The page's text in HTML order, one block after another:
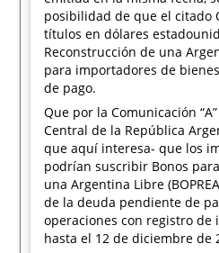
posibilidad de que el citado
títulos en dólares
Reconstrucción de una
para importadores de
de pago.
Que por la Comunicación
Central de la República
que aquí interesa- que los
podrían suscribir Bonos
una Argentina Libre
de la deuda pendiente de
operaciones con registro de
hasta el 12 de diciembre de